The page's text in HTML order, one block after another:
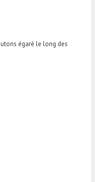
égaré le long des